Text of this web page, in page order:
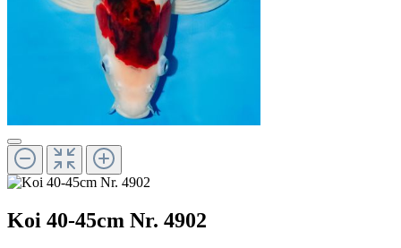
Koi 40-45cm Nr. 4902